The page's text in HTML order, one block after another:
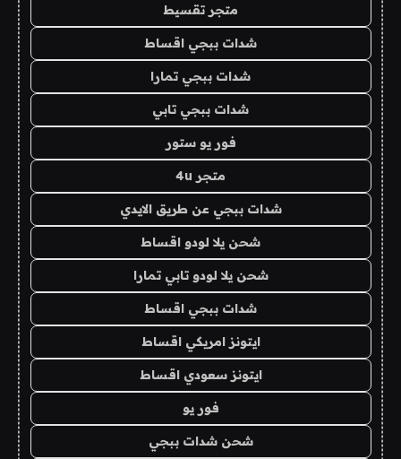
متجر تقسيط
شدات ببجي اقساط
شدات ببجي تمارا
شدات ببجي تابي
فور يو ستور
متجر 4u
شدات ببجي عن طريق الايدي
شحن يلا لودو اقساط
شحن يلا لودو تابي تمارا
شدات ببجي اقساط
ايتونز امريكي اقساط
ايتونز سعودي اقساط
فور يو
شحن شدات ببجي